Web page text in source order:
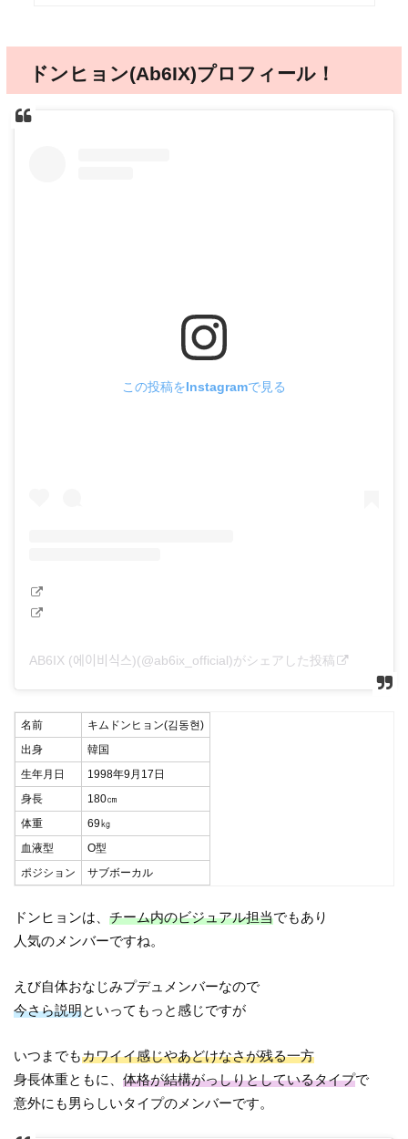
ドンヒョン(Ab6IX)プロフィール！
この投稿をInstagramで見る
AB6IX (에이비식스)(@ab6ix_official)がシェアした投稿
名前
キムドンヒョン(김동현)
出身
韓国
生年月日
1998年9月17日
身長
180㎝
体重
69㎏
血液型
O型
ポジション
サブボーカル
ドンヒョンは、チーム内のビジュアル担当でもあり
人気のメンバーですね。
えび自体おなじみプデュメンバーなので
今さら説明といってもっと感じですが
いつまでもカワイイ感じやあどけなさが残る一方
身長体重ともに、体格が結構がっしりとしているタイプで
意外にも男らしいタイプのメンバーです。